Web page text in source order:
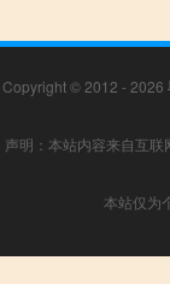
Copyright © 2012 - 2026
声明：本站内容来自互
本站仅为